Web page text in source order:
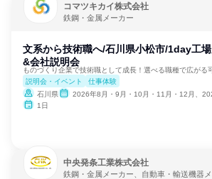
コマツキカイ株式会社
鉄鋼・金属メーカー
文系から技術職へ/石川県小松市/1day工
&会社説明会
ものづくり企業で技術職として成長！選べる職種で広がる
説明会・イベント
仕事体験
石川県
2026年8月・9月・10月・11月・12月、2027
1日
中央発条工業株式会社
鉄鋼・金属メーカー、自動車・輸送機器